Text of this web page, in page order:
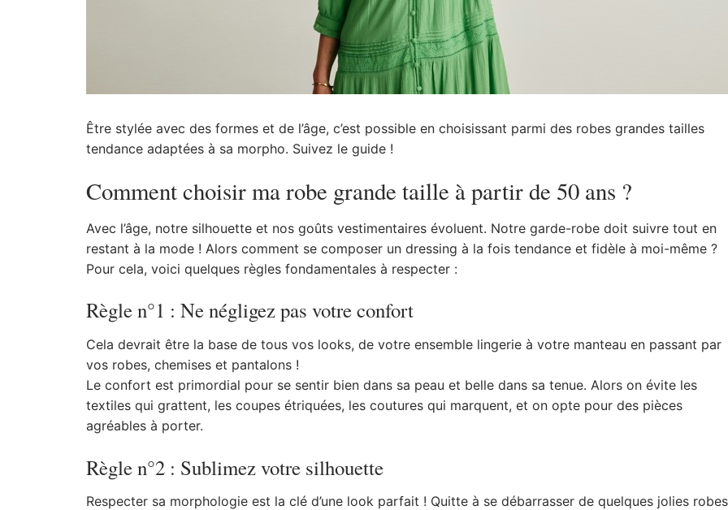
Être stylée avec des formes et de l’âge, c’est possible en choisissant parmi des robes grandes tailles
tendance adaptées à sa morpho. Suivez le guide !
Comment choisir ma robe grande taille à partir de 50 ans ?
Avec l’âge, notre silhouette et nos goûts vestimentaires évoluent. Notre garde-robe doit suivre tout en
restant à la mode ! Alors comment se composer un dressing à la fois tendance et fidèle à moi-même ?
Pour cela, voici quelques règles fondamentales à respecter :
Règle n°1 : Ne négligez pas votre confort
Cela devrait être la base de tous vos looks, de votre ensemble lingerie à votre manteau en passant par
vos robes, chemises et pantalons !
Le confort est primordial pour se sentir bien dans sa peau et belle dans sa tenue. Alors on évite les
textiles qui grattent, les coupes étriquées, les coutures qui marquent, et on opte pour des pièces
agréables à porter.
Règle n°2 : Sublimez votre silhouette
Respecter sa morphologie est la clé d’une look parfait ! Quitte à se débarrasser de quelques jolies robes